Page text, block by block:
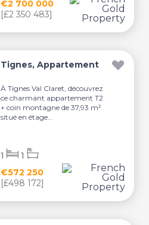
€2 700 000
[£2 350 483]
Tignes, Appartement
À Tignes Val Claret, découvrez
ce charmant appartement T2
+ coin montagne de 37,93 m²
situé en étage...
€572 250
[£498 172]
1 1